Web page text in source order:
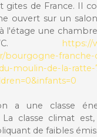
gites de France. Il
ouvert sur un
l'étage une
WC.
https://
bourgogne-
moulin-de-la-ratte-
a une classe
La classe climat
de faibles